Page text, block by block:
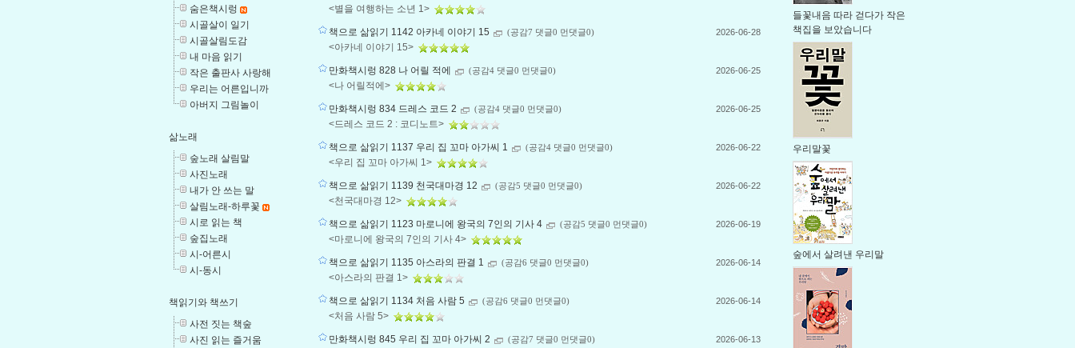
숨은책시렁
시골살이 일기
시골살림도감
내 마음 읽기
작은 출판사 사랑해
우리는 어른입니까
아버지 그림놀이
삶노래
숲노래 살림말
사진노래
내가 안 쓰는 말
살림노래-하루꽃
시로 읽는 책
숲집노래
시-어른시
시-동시
책읽기와 책쓰기
사전 짓는 책숲
사진 읽는 즐거움
<별을 여행하는 소년 1>
책으로 삶읽기 1142 아카네 이야기 15 (공감7 댓글0 먼댓글0)
<아카네 이야기 15>
2026-06-28
만화책시렁 828 나 어릴 적에 (공감4 댓글0 먼댓글0)
<나 어릴적에>
2026-06-25
만화책시렁 834 드레스 코드 2 (공감4 댓글0 먼댓글0)
<드레스 코드 2 : 코디노트>
2026-06-25
책으로 삶읽기 1137 우리 집 꼬마 아가씨 1 (공감4 댓글0 먼댓글0)
<우리 집 꼬마 아가씨 1>
2026-06-22
책으로 삶읽기 1139 천국대마경 12 (공감5 댓글0 먼댓글0)
<천국대마경 12>
2026-06-22
책으로 삶읽기 1123 마로니에 왕국의 7인의 기사 4 (공감5 댓글0 먼댓글0)
<마로니에 왕국의 7인의 기사 4>
2026-06-19
책으로 삶읽기 1135 아스라의 판결 1 (공감6 댓글0 먼댓글0)
<아스라의 판결 1>
2026-06-14
책으로 삶읽기 1134 처음 사람 5 (공감6 댓글0 먼댓글0)
<처음 사람 5>
2026-06-14
만화책시렁 845 우리 집 꼬마 아가씨 2 (공감7 댓글0 먼댓글0) 2026-06-13
들꽃내음 따라 걷다가 작은
책집을 보았습니다
우리말꽃
숲에서 살려낸 우리말